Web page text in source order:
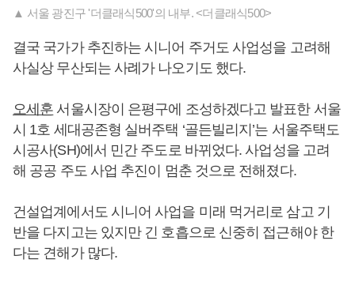
▲ 서울 광진구 '더클래식500'의 내부. <더클래식500>
결국 국가가 추진하는 시니어 주거도 사업성을 고려해
사실상 무산되는 사례가 나오기도 했다.
오세훈 서울시장이 은평구에 조성하겠다고 발표한 서울
시 1호 세대공존형 실버주택 ‘골든빌리지’는 서울주택도
시공사(SH)에서 민간 주도로 바뀌었다. 사업성을 고려
해 공공 주도 사업 추진이 멈춘 것으로 전해졌다.
건설업계에서도 시니어 사업을 미래 먹거리로 삼고 기
반을 다지고는 있지만 긴 호흡으로 신중히 접근해야 한
다는 견해가 많다.